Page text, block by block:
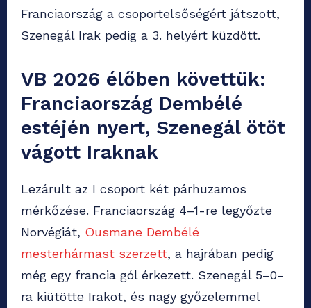
Franciaország a csoportelsőségért játszott,
Szenegál Irak pedig a 3. helyért küzdött.
VB 2026 élőben követtük:
Franciaország Dembélé
estéjén nyert, Szenegál ötöt
vágott Iraknak
Lezárult az I csoport két párhuzamos
mérkőzése. Franciaország 4–1-re legyőzte
Norvégiát, Ousmane Dembélé
mesterhármast szerzett, a hajrában pedig
még egy francia gól érkezett. Szenegál 5–0-
ra kiütötte Irakot, és nagy győzelemmel